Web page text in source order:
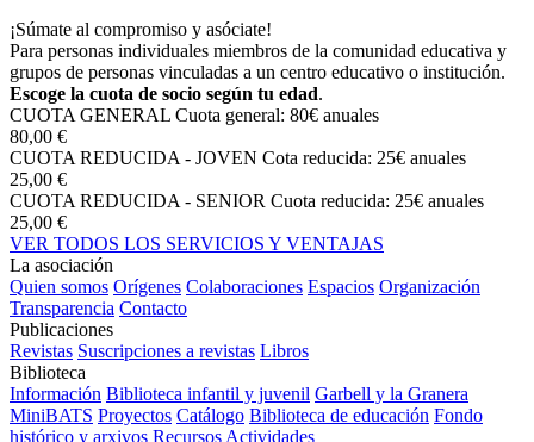
¡Súmate al compromiso y asóciate!
Para personas individuales miembros de la comunidad educativa y
grupos de personas vinculadas a un centro educativo o institución.
Escoge la cuota de socio según tu edad.
CUOTA GENERAL Cuota general: 80€ anuales
80,00 €
CUOTA REDUCIDA - JOVEN Cota reducida: 25€ anuales
25,00 €
CUOTA REDUCIDA - SENIOR Cuota reducida: 25€ anuales
25,00 €
VER TODOS LOS SERVICIOS Y VENTAJAS
La asociación
Quien somos Orígenes Colaboraciones Espacios Organización
Transparencia Contacto
Publicaciones
Revistas Suscripciones a revistas Libros
Biblioteca
Información Biblioteca infantil y juvenil Garbell y la Granera
MiniBATS Proyectos Catálogo Biblioteca de educación Fondo
histórico y arxivos Recursos Actividades